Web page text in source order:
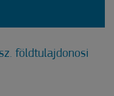
földtulajdonosi